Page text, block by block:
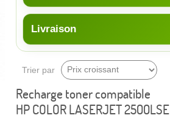
Livraison
Trier par
Recharge toner compatible
HP COLOR LASERJET 2500LSE